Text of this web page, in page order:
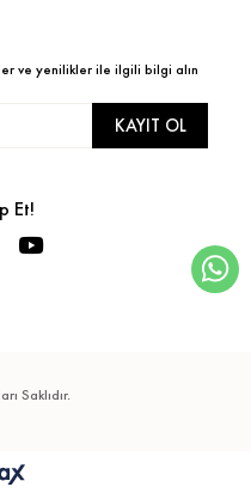
ve yenilikler ile ilgili bilgi alın
KAYIT OL
Et!
Saklıdır.